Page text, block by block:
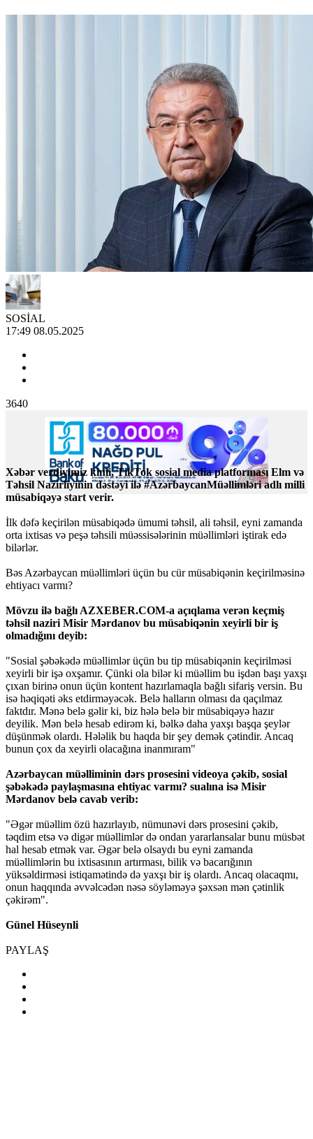
SOSİAL
17:49 08.05.2025
3640
Xəbər verdiyimiz kimi, TikTok sosial media platforması Elm və
Təhsil Nazirliyinin dəstəyi ilə #AzərbaycanMüəllimləri adlı milli
müsabiqəyə start verir.
İlk dəfə keçirilən müsabiqədə ümumi təhsil, ali təhsil, eyni zamanda
orta ixtisas və peşə təhsili müəssisələrinin müəllimləri iştirak edə
bilərlər.
Bəs Azərbaycan müəllimləri üçün bu cür müsabiqənin keçirilməsinə
ehtiyacı varmı?
Mövzu ilə bağlı AZXEBER.COM-a açıqlama verən keçmiş
təhsil naziri Misir Mərdanov bu müsabiqənin xeyirli bir iş
olmadığını deyib:
"Sosial şəbəkədə müəllimlər üçün bu tip müsabiqənin keçirilməsi
xeyirli bir işə oxşamır. Çünki ola bilər ki müəllim bu işdən başı yaxşı
çıxan birinə onun üçün kontent hazırlamaqla bağlı sifariş versin. Bu
isə həqiqəti əks etdirməyəcək. Belə halların olması da qaçılmaz
faktdır. Mənə belə gəlir ki, biz hələ belə bir müsabiqəyə hazır
deyilik. Mən belə hesab edirəm ki, bəlkə daha yaxşı başqa şeylər
düşünmək olardı. Hələlik bu haqda bir şey demək çətindir. Ancaq
bunun çox da xeyirli olacağına inanmıram"
Azərbaycan müəlliminin dərs prosesini videoya çəkib, sosial
şəbəkədə paylaşmasına ehtiyac varmı? sualına isə Misir
Mərdanov belə cavab verib:
"Əgər müəllim özü hazırlayıb, nümunəvi dərs prosesini çəkib,
təqdim etsə və digər müəllimlər də ondan yararlansalar bunu müsbət
hal hesab etmək var. Əgər belə olsaydı bu eyni zamanda
müəllimlərin bu ixtisasının artırması, bilik və bacarığının
yüksəldirməsi istiqamətində də yaxşı bir iş olardı. Ancaq olacaqmı,
onun haqqında əvvəlcədən nəsə söyləməyə şəxsən mən çətinlik
çəkirəm".
Günel Hüseynli
PAYLAŞ